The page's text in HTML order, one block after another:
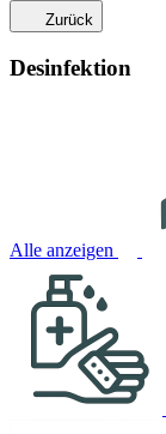
Zurück
Desinfektion
Alle anzeigen